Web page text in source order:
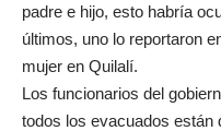
padre e hijo, esto habría
últimos, uno lo reportaron
mujer en Quilalí.
Los funcionarios del
todos los evacuados están